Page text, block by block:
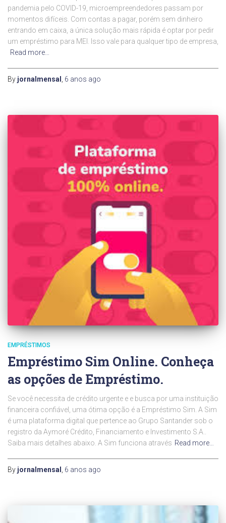
pandemia pelo COVID-19, microempreendedores passam por
momentos difíceis. Com contas a pagar, porém sem dinheiro
entrando em caixa, a única solução mais rápida é optar por pedir
um empréstimo para MEI. Isso vale para qualquer tipo de empresa,
Read more…
By jornalmensal 6 anos ago
EMPRÉSTIMOS
Empréstimo Sim Online. Conheça
as opções de Empréstimo.
Se você necessita de crédito urgente e e busca por uma instituição
financeira confiável, uma ótima opção é a Empréstimo Sim. A Sim
é uma plataforma digital que pertence ao Grupo Santander sob o
registro da Aymoré Crédito, Financiamento e Investimento S.A..
Saiba mais detalhes abaixo. A Sim funciona através Read more…
By jornalmensal 6 anos ago